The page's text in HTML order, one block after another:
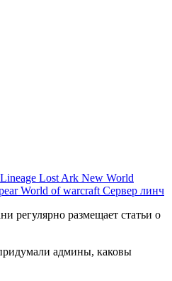
Lineage Lost Ark New World
World of warcraft Сервер линч
регулярно размещает статьи о
админы, каковы